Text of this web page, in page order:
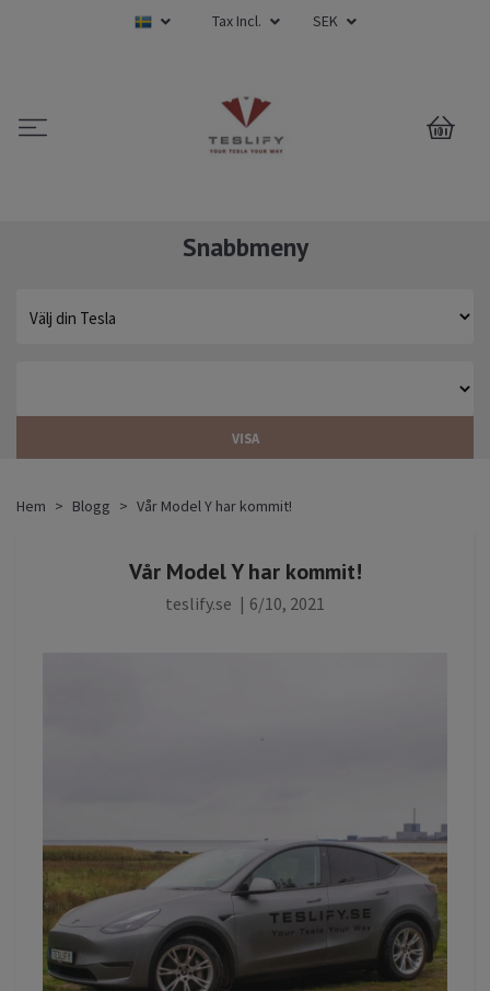
Tax Incl. SEK
0
Snabbmeny
VISA
Hem Blogg Vår Model Y har kommit!
Vår Model Y har kommit!
teslify.se | 6/10, 2021